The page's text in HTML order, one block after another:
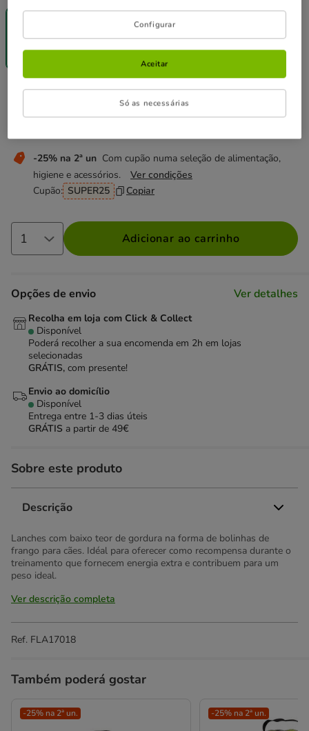
-25% na 2ª
(45.20€ / kg)
-25% na 2ª un Com cupão numa seleção de alimentação,
higiene e acessórios.
Ver condições
Cupão: SUPER25 Copiar
Preço 3.39€, 45.20 EUR por kg
3.39€
Adicionar ao carrinho
Opções de envio Ver detalhes
Recolha em loja com Click & Collect
Disponível
Poderá recolher a sua encomenda em 2h em lojas
selecionadas
GRÁTIS, com presente!
Envio ao domicílio
Disponível
Entrega entre 1-3 dias úteis
GRÁTIS a partir de 49€
Sobre este produto
Descrição
Lanches com baixo teor de gordura na forma de bolinhas de
frango para cães. Idéal para oferecer como recompensa durante o
treinamento que fornecem energia extra e contribuem para um
peso ideal.
Ver descrição completa
Ref. FLA17018
Também poderá gostar
-25% na 2ª un. -25% na 2ª un.
Configurar
Só as necessárias
Aceitar